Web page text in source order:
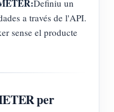
Definiu un
a través de l'API.
sense el producte
per